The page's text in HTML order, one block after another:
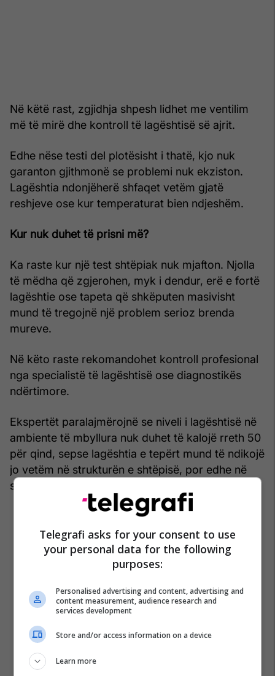
Në këtë rast, zgjidhja shpesh lidhet me ventilim
më të mirë dhe kontroll të lagështisë së ajrit.
Edhe nëse testi del plotësisht i thatë, kjo nuk
garanton gjithmonë se problemi nuk ekziston.
Lagështia ndonjëherë shfaqet vetëm gjatë
reshjeve ose kur temperaturat bien ndjeshëm.
Kur nuk duhet të prisni më?
Ka raste kur një test shtëpiak nuk mjafton. Njolla
të mëdha që zgjerohen, myk i dendur, erë e fortë
lagështie ose tapeta që shkëputen masivisht
mund të tregojnë një problem serioz brenda
mureve.
Në këto raste rekomandohet kontroll profesional
nga specialistë të lagështisë ose diagnostikës
ndërtimore.
Ekspertët paralajmërojnë se niveli i lagështisë në
ambiente të mbyllura nuk duhet të kalojë rreth 50
për qind, sepse lagështia e tepërt mund të ndikojë
jo vetëm në strukturën e shtëpisë, por edhe në
shëndetin e banorëve.
Telegrafi asks for your consent to use
your personal data for the following
purposes:
Personalised advertising and content, advertising and
content measurement, audience research and
services development
Store and/or access information on a device
Learn more